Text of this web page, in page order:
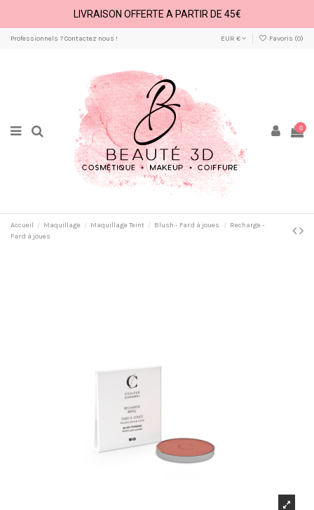
LIVRAISON OFFERTE A PARTIR DE 45€
Professionnels ? Contactez nous ! EUR € Favoris (0)
0
Accueil Maquillage Maquillage Teint Blush - Fard à joues
Recharge -
Fard à joues